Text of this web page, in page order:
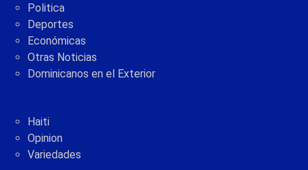
Politica
Deportes
Económicas
Otras Noticias
Dominicanos en el Exterior
Haiti
Opinion
Variedades